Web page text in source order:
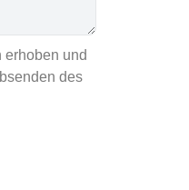
und
des